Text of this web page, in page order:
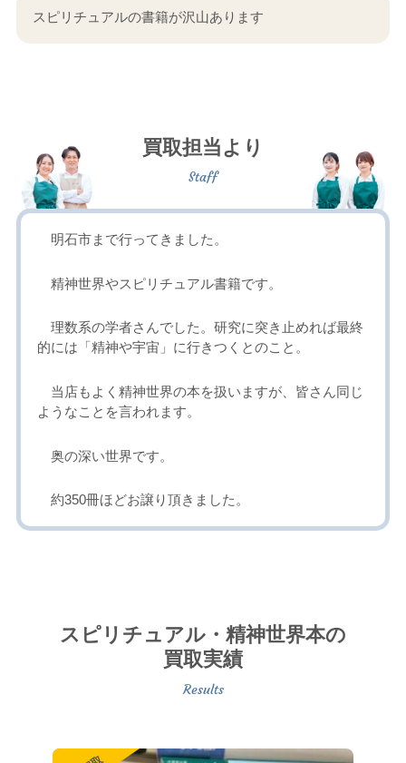
スピリチュアルの書籍が沢山あります
買取担当より
明石市まで行ってきました。
精神世界やスピリチュアル書籍です。
理数系の学者さんでした。研究に突き止めれば最終
的には「精神や宇宙」に行きつくとのこと。
当店もよく精神世界の本を扱いますが、皆さん同じ
ようなことを言われます。
奥の深い世界です。
約350冊ほどお譲り頂きました。
スピリチュアル・精神世界本の
買取実績